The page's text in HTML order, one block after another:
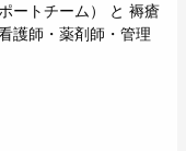
ートチーム） と 褥瘡
護師・薬剤師・管理